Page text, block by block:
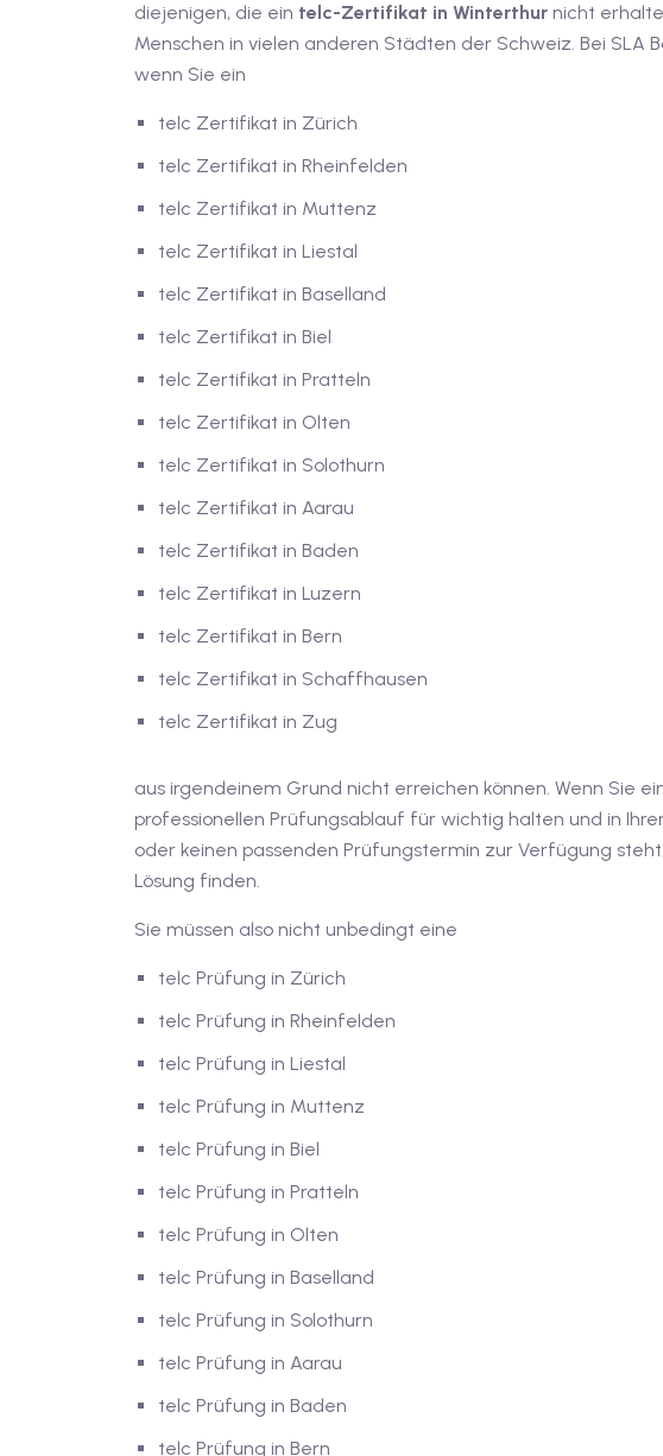
diejenigen, die ein telc-Zertifikat in Winterthur nicht
Menschen in vielen anderen Städten der Schweiz. Bei SLA
wenn Sie ein
telc Zertifikat in Zürich
telc Zertifikat in Rheinfelden
telc Zertifikat in Muttenz
telc Zertifikat in Liestal
telc Zertifikat in Baselland
telc Zertifikat in Biel
telc Zertifikat in Pratteln
telc Zertifikat in Olten
telc Zertifikat in Solothurn
telc Zertifikat in Aarau
telc Zertifikat in Baden
telc Zertifikat in Luzern
telc Zertifikat in Bern
telc Zertifikat in Schaffhausen
telc Zertifikat in Zug
aus irgendeinem Grund nicht erreichen können. Wenn Sie
professionellen Prüfungsablauf für wichtig halten und in
oder keinen passenden Prüfungstermin zur Verfügung
Lösung finden.
Sie müssen also nicht unbedingt eine
telc Prüfung in Zürich
telc Prüfung in Rheinfelden
telc Prüfung in Liestal
telc Prüfung in Muttenz
telc Prüfung in Biel
telc Prüfung in Pratteln
telc Prüfung in Olten
telc Prüfung in Baselland
telc Prüfung in Solothurn
telc Prüfung in Aarau
telc Prüfung in Baden
telc Prüfung in Bern